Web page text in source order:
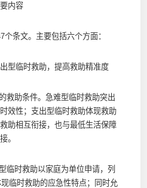
内容
条文。主要包括六个方面：
临时救助，提高救助精准度
助条件。急难型临时救助突出
效性；支出型临时救助体现救助
助相互衔接，也与最低生活保障
。
时救助以家庭为单位申请，列
临时救助的应急性特点；同时允